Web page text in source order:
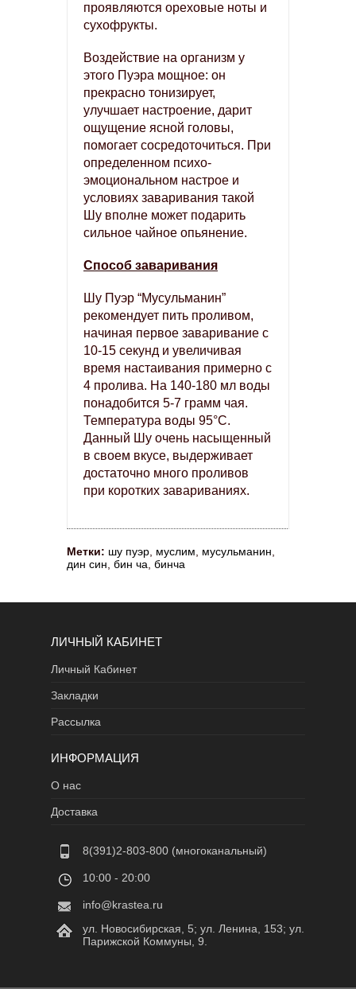
проявляются ореховые ноты и
сухофрукты.
Воздействие на организм у
этого Пуэра мощное: он
прекрасно тонизирует,
улучшает настроение, дарит
ощущение ясной головы,
помогает сосредоточиться. При
определенном психо-
эмоциональном настрое и
условиях заваривания такой
Шу вполне может подарить
сильное чайное опьянение.
Способ заваривания
Шу Пуэр “Мусульманин”
рекомендует пить проливом,
начиная первое заваривание с
10-15 секунд и увеличивая
время настаивания примерно с
4 пролива. На 140-180 мл воды
понадобится 5-7 грамм чая.
Температура воды 95°С.
Данный Шу очень насыщенный
в своем вкусе, выдерживает
достаточно много проливов
при коротких завариваниях.
Метки: шу пуэр муслим мусульманин
дин син бин ча бинча
ЛИЧНЫЙ КАБИНЕТ
Личный Кабинет
Закладки
Рассылка
ИНФОРМАЦИЯ
О нас
Доставка
8(391)2-803-800 (многоканальный)
10:00 - 20:00
info@krastea.ru
ул. Новосибирская, 5; ул. Ленина, 153; ул.
Парижской Коммуны, 9.